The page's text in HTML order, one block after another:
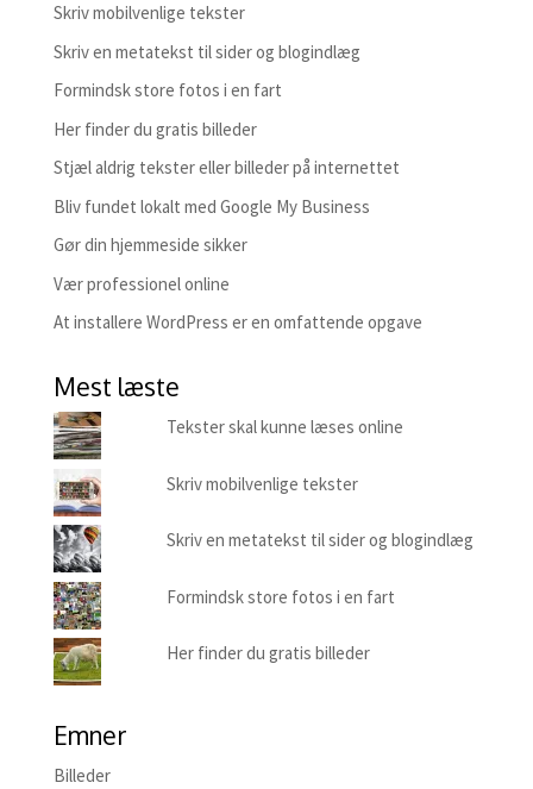
Skriv mobilvenlige tekster
Skriv en metatekst til sider og blogindlæg
Formindsk store fotos i en fart
Her finder du gratis billeder
Stjæl aldrig tekster eller billeder på internettet
Bliv fundet lokalt med Google My Business
Gør din hjemmeside sikker
Vær professionel online
At installere WordPress er en omfattende opgave
Mest læste
Tekster skal kunne læses online
Skriv mobilvenlige tekster
Skriv en metatekst til sider og blogindlæg
Formindsk store fotos i en fart
Her finder du gratis billeder
Emner
Billeder